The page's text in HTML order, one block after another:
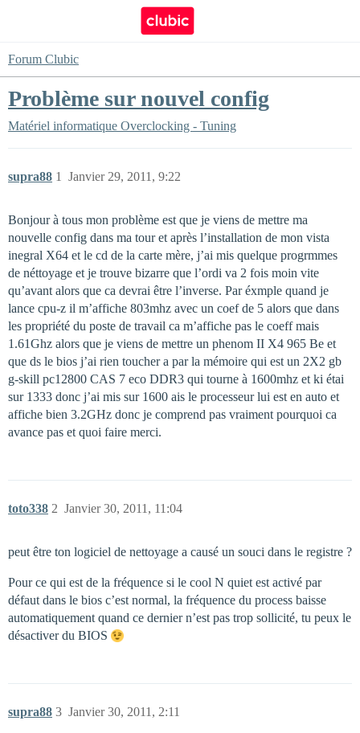
Forum Clubic
Problème sur nouvel config
Matériel informatique Overclocking - Tuning
supra88 Janvier 29, 2011, 9:22
1
Bonjour à tous mon problème est que je viens de mettre ma
nouvelle config dans ma tour et après l’installation de mon vista
inegral X64 et le cd de la carte mère, j’ai mis quelque progrmmes
de néttoyage et je trouve bizarre que l’ordi va 2 fois moin vite
qu’avant alors que ca devrai être l’inverse. Par éxmple quand je
lance cpu-z il m’affiche 803mhz avec un coef de 5 alors que dans
les propriété du poste de travail ca m’affiche pas le coeff mais
1.61Ghz alors que je viens de mettre un phenom II X4 965 Be et
que ds le bios j’ai rien toucher a par la mémoire qui est un 2X2 gb
g-skill pc12800 CAS 7 eco DDR3 qui tourne à 1600mhz et ki étai
sur 1333 donc j’ai mis sur 1600 ais le processeur lui est en auto et
affiche bien 3.2GHz donc je comprend pas vraiment pourquoi ca
avance pas et quoi faire merci.
toto338 Janvier 30, 2011, 11:04
2
peut être ton logiciel de nettoyage a causé un souci dans le registre ?
Pour ce qui est de la fréquence si le cool N quiet est activé par
défaut dans le bios c’est normal, la fréquence du process baisse
automatiquement quand ce dernier n’est pas trop sollicité, tu peux le
désactiver du BIOS
supra88 Janvier 30, 2011, 2:11
3